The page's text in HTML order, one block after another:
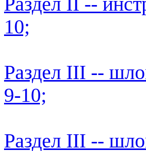
10;
Раздел III --
9-10;
Раздел III --